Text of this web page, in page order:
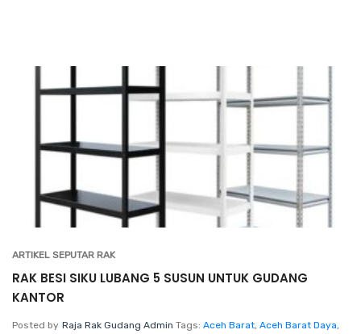
ARTIKEL SEPUTAR RAK
RAK BESI SIKU LUBANG 5 SUSUN UNTUK GUDANG
KANTOR
Posted by Raja Rak Gudang Admin Tags: Aceh Barat, Aceh Barat Daya,